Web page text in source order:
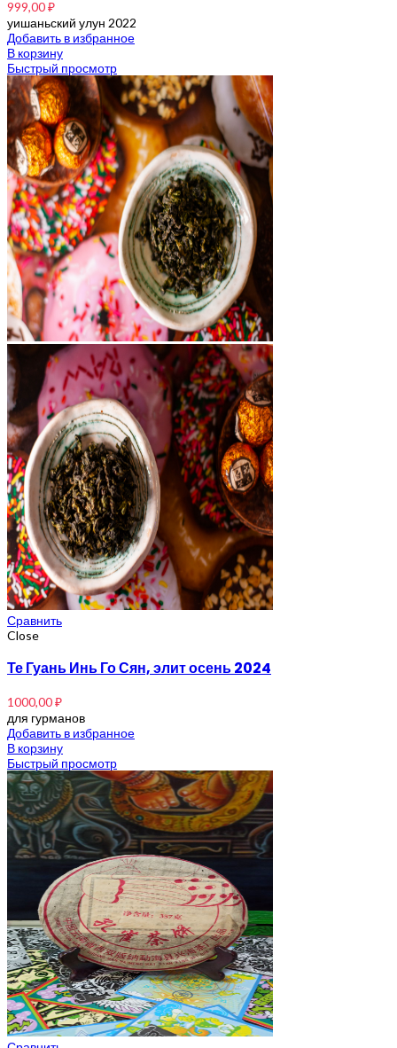
999,00₽
уишаньский улун 2022
Добавить в избранное
В корзину
Быстрый просмотр
Сравнить
Close
Те Гуань Инь Го Сян, элит осень 2024
1000,00₽
для гурманов
Добавить в избранное
В корзину
Быстрый просмотр